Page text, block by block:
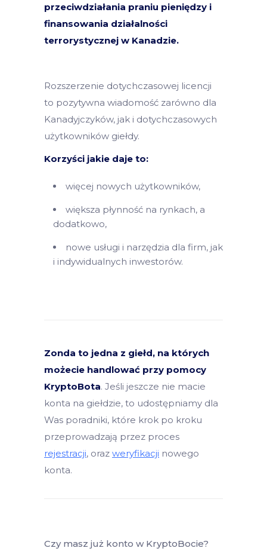
przeciwdziałania praniu pieniędzy i
finansowania działalności
terrorystycznej w Kanadzie.
Rozszerzenie dotychczasowej licencji
to pozytywna wiadomość zarówno dla
Kanadyjczyków, jak i dotychczasowych
użytkowników giełdy.
Korzyści jakie daje to:
więcej nowych użytkowników,
większa płynność na rynkach, a
dodatkowo,
nowe usługi i narzędzia dla firm, jak
i indywidualnych inwestorów.
Zonda to jedna z giełd, na których
możecie handlować przy pomocy
KryptoBota. Jeśli jeszcze nie macie
konta na giełdzie, to udostępniamy dla
Was poradniki, które krok po kroku
przeprowadzają przez proces
rejestracji, oraz weryfikacji nowego
konta.
Czy masz już konto w KryptoBocie?